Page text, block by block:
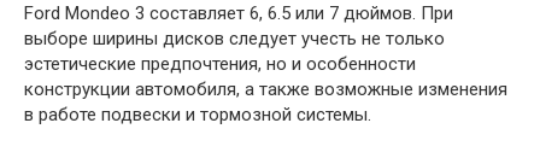
Ford Mondeo 3 составляет 6, 6.5 или 7 дюймов. При
выборе ширины дисков следует учесть не только
эстетические предпочтения, но и особенности
конструкции автомобиля, а также возможные изменения
в работе подвески и тормозной системы.